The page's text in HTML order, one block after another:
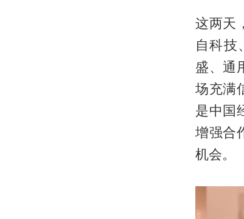
这两天
自科技
盛、通
场充满
是中国
增强合
机会。